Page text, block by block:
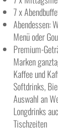
7 x
Abendessen:
Menü oder
Premium-
Marken
Kaffee und
Softdrinks,
Auswahl an
Longdrinks
Tischzeiten